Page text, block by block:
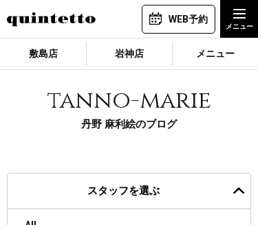
WEB予約
敷島店 岩神店 メニュー
tanno-marie
丹野 麻利絵のブログ
スタッフを選ぶ